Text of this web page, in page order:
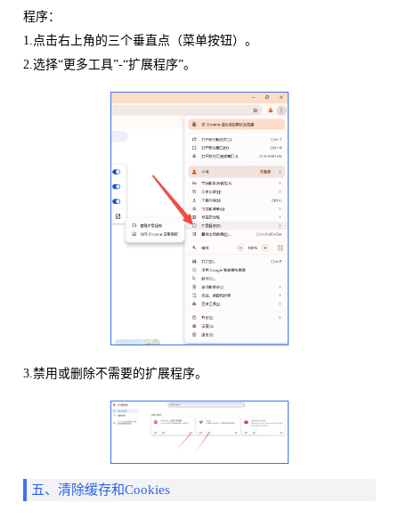
程序：
1.点击右上角的三个垂直点（菜单按钮）。
2.选择“更多工具”-“扩展程序”。
3.禁用或删除不需要的扩展程序。
五、清除缓存和Cookies